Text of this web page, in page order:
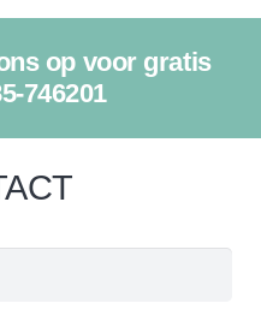
op voor gratis
746201